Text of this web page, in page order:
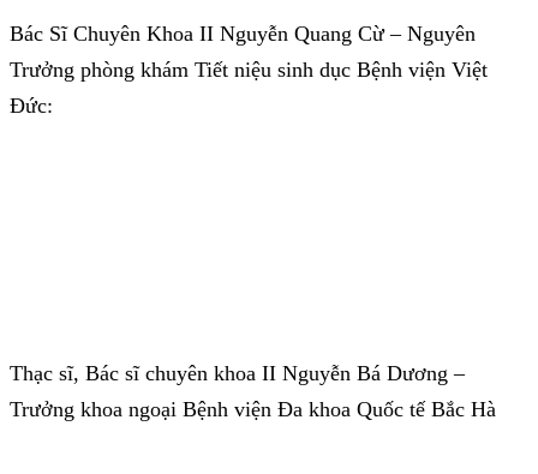
Bác Sĩ Chuyên Khoa II Nguyễn Quang Cừ – Nguyên
Trưởng phòng khám Tiết niệu sinh dục Bệnh viện Việt
Đức:
Thạc sĩ, Bác sĩ chuyên khoa II Nguyễn Bá Dương –
Trưởng khoa ngoại Bệnh viện Đa khoa Quốc tế Bắc Hà